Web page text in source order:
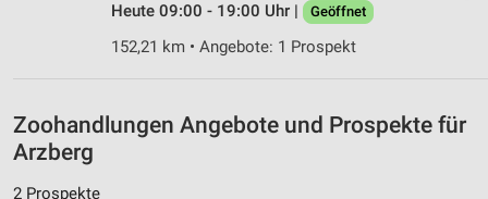
Heute 09:00 - 19:00 Uhr |
Geöffnet
152,21 km • Angebote: 1 Prospekt
Zoohandlungen Angebote und Prospekte für
Arzberg
2 Prospekte